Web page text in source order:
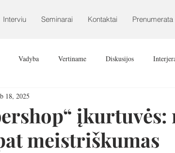
Interviu Seminarai Kontaktai Prenumerata
Vadyba Vertiname Diskusijos
įkurtuvės:
meistriškumas
18, 2025